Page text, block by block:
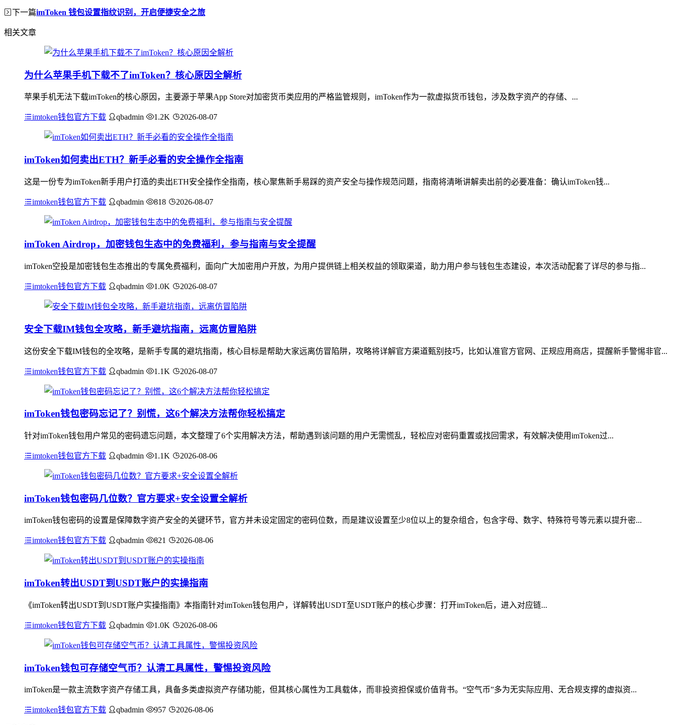
下一篇imToken 钱包设置指纹识别，开启便捷安全之旅
相关文章
为什么苹果手机下载不了imToken？核心原因全解析
苹果手机无法下载imToken的核心原因，主要源于苹果App Store对加密货币类应用的严格监管规则，imToken作为一款虚拟货币钱包，涉及数字资产的存储、...
imtoken钱包官方下载 qbadmin 1.2K 2026-08-07
imToken如何卖出ETH？新手必看的安全操作全指南
这是一份专为imToken新手用户打造的卖出ETH安全操作全指南，核心聚焦新手易踩的资产安全与操作规范问题，指南将清晰讲解卖出前的必要准备：确认imToken钱...
imtoken钱包官方下载 qbadmin 818 2026-08-07
imToken Airdrop，加密钱包生态中的免费福利，参与指南与安全提醒
imToken空投是加密钱包生态推出的专属免费福利，面向广大加密用户开放，为用户提供链上相关权益的领取渠道，助力用户参与钱包生态建设，本次活动配套了详尽的参与指...
imtoken钱包官方下载 qbadmin 1.0K 2026-08-07
安全下载IM钱包全攻略，新手避坑指南，远离仿冒陷阱
这份安全下载IM钱包的全攻略，是新手专属的避坑指南，核心目标是帮助大家远离仿冒陷阱，攻略将详解官方渠道甄别技巧，比如认准官方官网、正规应用商店，提醒新手警惕非官...
imtoken钱包官方下载 qbadmin 1.1K 2026-08-07
imToken钱包密码忘记了？别慌，这6个解决方法帮你轻松搞定
针对imToken钱包用户常见的密码遗忘问题，本文整理了6个实用解决方法，帮助遇到该问题的用户无需慌乱，轻松应对密码重置或找回需求，有效解决使用imToken过...
imtoken钱包官方下载 qbadmin 1.1K 2026-08-06
imToken钱包密码几位数？官方要求+安全设置全解析
imToken钱包密码的设置是保障数字资产安全的关键环节，官方并未设定固定的密码位数，而是建议设置至少8位以上的复杂组合，包含字母、数字、特殊符号等元素以提升密...
imtoken钱包官方下载 qbadmin 821 2026-08-06
imToken转出USDT到USDT账户的实操指南
《imToken转出USDT到USDT账户实操指南》本指南针对imToken钱包用户，详解转出USDT至USDT账户的核心步骤：打开imToken后，进入对应链...
imtoken钱包官方下载 qbadmin 1.0K 2026-08-06
imToken钱包可存储空气币？认清工具属性，警惕投资风险
imToken是一款主流数字资产存储工具，具备多类虚拟资产存储功能，但其核心属性为工具载体，而非投资担保或价值背书。“空气币”多为无实际应用、无合规支撑的虚拟资...
imtoken钱包官方下载 qbadmin 957 2026-08-06